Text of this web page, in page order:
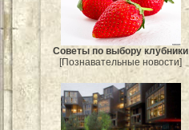
Советы по выбору клубники
[Познавательные новости]